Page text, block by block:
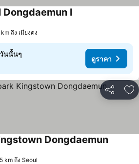
Dongdaemun I
ถึง เมียงดง
นนั้นๆ
ดูราคา
แชร์ เ
Dongdaemunดูราคา
km ถึง Seoul